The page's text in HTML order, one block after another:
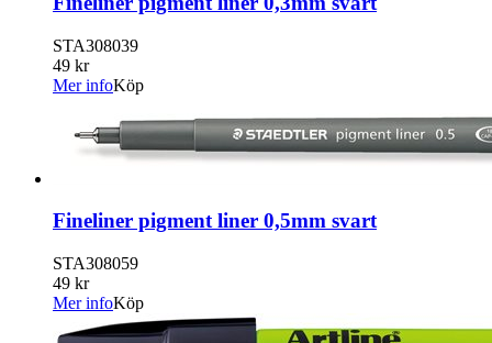
STA308039
49 kr
Mer infoKöp
Fineliner pigment liner 0,5mm svart
STA308059
49 kr
Mer infoKöp